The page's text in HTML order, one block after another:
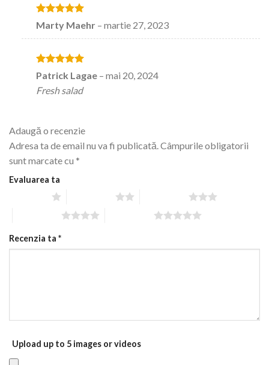
Evaluat la5
stele din 5
Marty Maehr – martie 27, 2023
Evaluat la 5
stele din 5
Patrick Lagae – mai 20, 2024
Fresh salad
Adaugă o recenzie
Adresa ta de email nu va fi publicată. Câmpurile obligatorii
sunt marcate cu *
Evaluarea ta
Recenzia ta *
Upload up to 5 images or videos